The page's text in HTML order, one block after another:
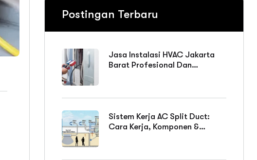
Postingan Terbaru
Jasa Instalasi HVAC Jakarta
Barat Profesional Dan
Sistem Kerja AC Split Duct:
Cara Kerja, Komponen &